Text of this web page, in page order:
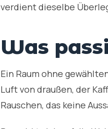
verdient dieselbe
Was
Ein Raum ohne
Luft von draußen, der
Rauschen, das keine